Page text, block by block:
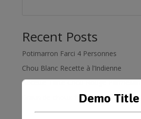
Recent Posts
Potimarron Farci 4 Personnes
Chou Blanc Recette à l’Indienne
Recette Tarte Chou Rouge Parmesan
Gratin de choux-fleur & coquillettes
Demo Title